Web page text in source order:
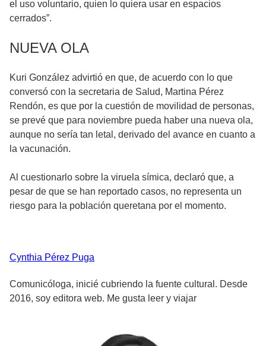
el uso voluntario, quien lo quiera usar en espacios
cerrados”.
NUEVA OLA
Kuri González advirtió en que, de acuerdo con lo que
conversó con la secretaria de Salud, Martina Pérez
Rendón, es que por la cuestión de movilidad de personas,
se prevé que para noviembre pueda haber una nueva ola,
aunque no sería tan letal, derivado del avance en cuanto a
la vacunación.
Al cuestionarlo sobre la viruela símica, declaró que, a
pesar de que se han reportado casos, no representa un
riesgo para la población queretana por el momento.
Cynthia Pérez Puga
Comunicóloga, inicié cubriendo la fuente cultural. Desde
2016, soy editora web. Me gusta leer y viajar